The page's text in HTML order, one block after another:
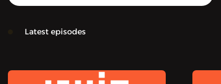
Latest episodes